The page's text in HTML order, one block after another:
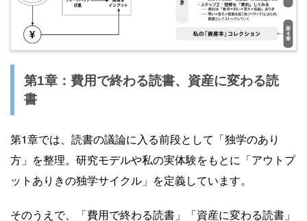
第1章：費用で終わる読書、資産に変わる読
書
第1章では、読書の議論に入る前段として「独学のあり
方」を整理。研究モデルや私の実体験をもとに「アウトプ
ットありきの独学サイクル」を定義しています。
そのうえで、「費用で終わる読書」「資産に変わる読書」